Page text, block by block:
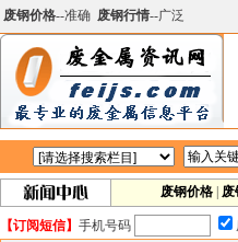
废钢价格--准确 废钢行情--广泛
废钢价格 废
【订阅短信】 手机号码